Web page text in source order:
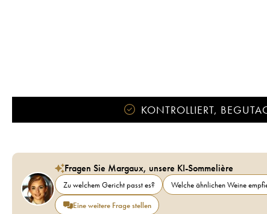
KONTROLLIERT,
Fragen Sie Margaux, unsere KI-Sommelière
Zu welchem Gericht passt es? Welche ähnlichen Weine
Eine weitere Frage stellen